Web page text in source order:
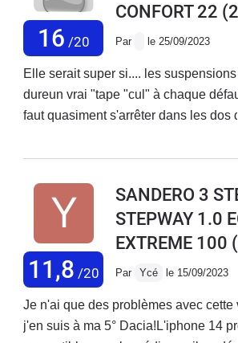
16 /20
CONFORT 22
Par le 25/09/2023
Elle serait super si.... les
dureun vrai "tape "cul" à chaque
faut quasiment s'arrêter dans les dos
très bien
11,8 /20
SANDERO 3
STEPWAY 1.0
EXTREME 100
Par Ycé le 15/09/2023
Je n'ai que des problèmes avec cette
j'en suis à ma 5° Dacia!L'iphone 14